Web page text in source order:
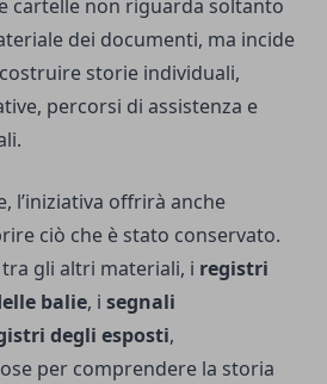
cartelle non riguarda soltanto
dei documenti, ma incide
storie individuali,
percorsi di assistenza e
l’iniziativa offrirà anche
ciò che è stato conservato.
gli altri materiali, i registri
balie, i segnali
degli esposti,
per comprendere la storia